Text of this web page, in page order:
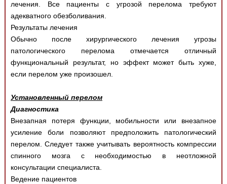
лечения. Все пациенты с угрозой перелома требуют
адекватного обезболивания.
Результаты лечения
Обычно после хирургического лечения угрозы
патологического перелома отмечается отличный
функциональный результат, но эффект может быть хуже,
если перелом уже произошел.
Установленный перелом
Диагностика
Внезапная потеря функции, мобильности или внезапное
усиление боли позволяют предположить патологический
перелом. Следует также учитывать вероятность компрессии
спинного мозга с необходимостью в неотложной
консультации специалиста.
Ведение пациентов